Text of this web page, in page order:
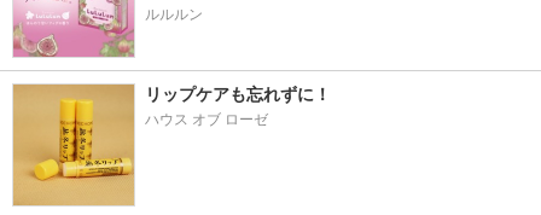
ルルルン
リップケアも忘れずに！
ハウス オブ ローゼ